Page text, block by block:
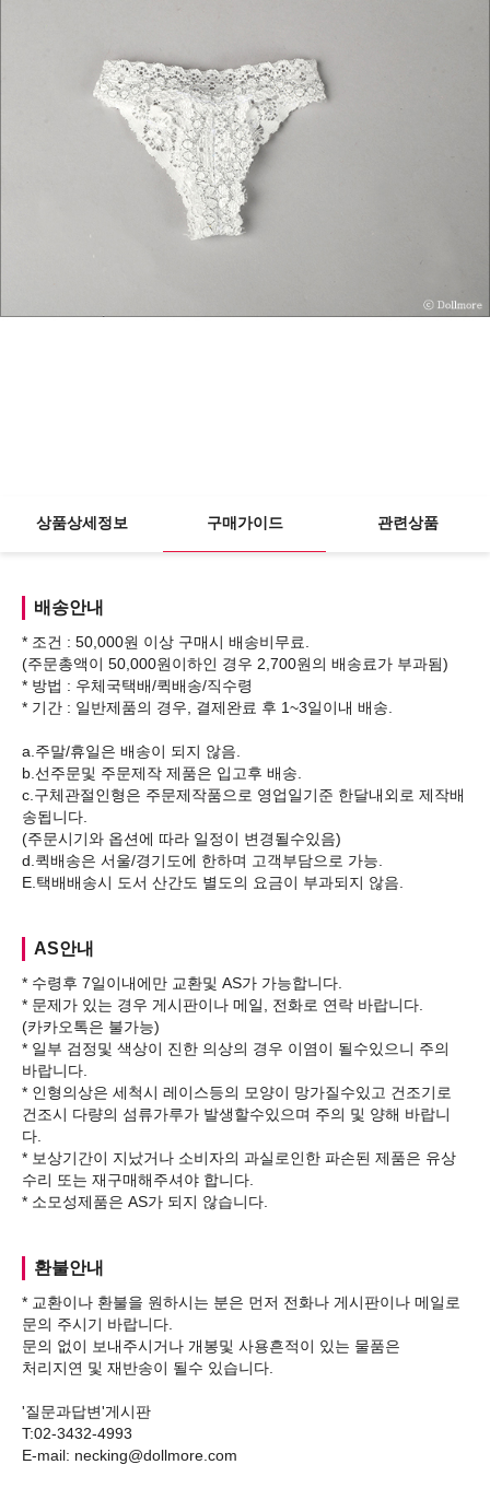
상품상세정보 구매가이드 관련상품
배송안내
* 조건 : 50,000원 이상 구매시 배송비무료.
(주문총액이 50,000원이하인 경우 2,700원의 배송료가 부과됨)
* 방법 : 우체국택배/퀵배송/직수령
* 기간 : 일반제품의 경우, 결제완료 후 1~3일이내 배송.
a.주말/휴일은 배송이 되지 않음.
b.선주문및 주문제작 제품은 입고후 배송.
c.구체관절인형은 주문제작품으로 영업일기준 한달내외로 제작배
송됩니다.
(주문시기와 옵션에 따라 일정이 변경될수있음)
d.퀵배송은 서울/경기도에 한하며 고객부담으로 가능.
AS안내
* 수령후 7일이내에만 교환및 AS가 가능합니다.
* 문제가 있는 경우 게시판이나 메일, 전화로 연락 바랍니다.
(카카오톡은 불가능)
* 일부 검정및 색상이 진한 의상의 경우 이염이 될수있으니 주의
바랍니다.
* 인형의상은 세척시 레이스등의 모양이 망가질수있고 건조기로
건조시 다량의 섬류가루가 발생할수있으며 주의 및 양해 바랍니
다.
* 보상기간이 지났거나 소비자의 과실로인한 파손된 제품은 유상
수리 또는 재구매해주셔야 합니다.
환불안내
* 교환이나 환불을 원하시는 분은 먼저 전화나 게시판이나 메일로
문의 주시기 바랍니다.
문의 없이 보내주시거나 개봉및 사용흔적이 있는 물품은
처리지연 및 재반송이 될수 있습니다.
'질문과답변'게시판
T:02-3432-4993
E-mail: necking@dollmore.com